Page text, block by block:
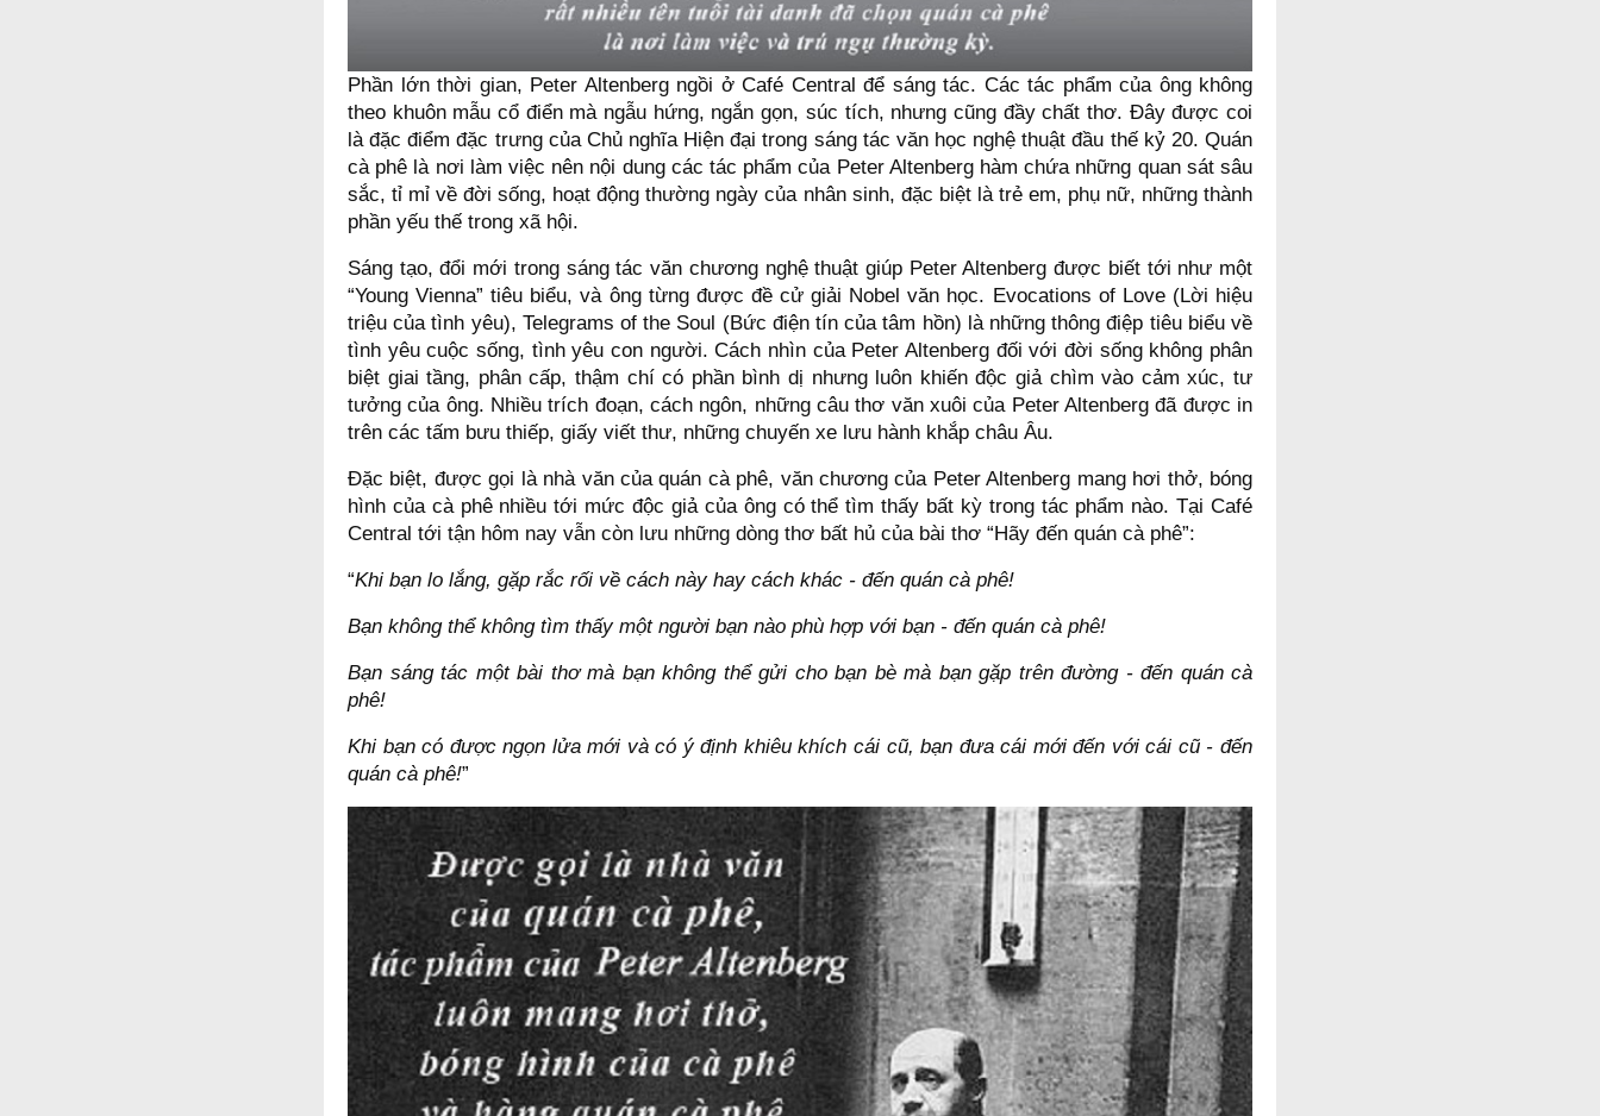
Phần lớn thời gian, Peter Altenberg ngồi ở Café Central để sáng tác. Các tác phẩm của ông không
theo khuôn mẫu cổ điển mà ngẫu hứng, ngắn gọn, súc tích, nhưng cũng đầy chất thơ. Đây được coi
là đặc điểm đặc trưng của Chủ nghĩa Hiện đại trong sáng tác văn học nghệ thuật đầu thế kỷ 20. Quán
cà phê là nơi làm việc nên nội dung các tác phẩm của Peter Altenberg hàm chứa những quan sát sâu
sắc, tỉ mỉ về đời sống, hoạt động thường ngày của nhân sinh, đặc biệt là trẻ em, phụ nữ, những thành
phần yếu thế trong xã hội.
Sáng tạo, đổi mới trong sáng tác văn chương nghệ thuật giúp Peter Altenberg được biết tới như một
“Young Vienna” tiêu biểu, và ông từng được đề cử giải Nobel văn học. Evocations of Love (Lời hiệu
triệu của tình yêu), Telegrams of the Soul (Bức điện tín của tâm hồn) là những thông điệp tiêu biểu về
tình yêu cuộc sống, tình yêu con người. Cách nhìn của Peter Altenberg đối với đời sống không phân
biệt giai tầng, phân cấp, thậm chí có phần bình dị nhưng luôn khiến độc giả chìm vào cảm xúc, tư
tưởng của ông. Nhiều trích đoạn, cách ngôn, những câu thơ văn xuôi của Peter Altenberg đã được in
trên các tấm bưu thiếp, giấy viết thư, những chuyến xe lưu hành khắp châu Âu.
Đặc biệt, được gọi là nhà văn của quán cà phê, văn chương của Peter Altenberg mang hơi thở, bóng
hình của cà phê nhiều tới mức độc giả của ông có thể tìm thấy bất kỳ trong tác phẩm nào. Tại Café
Central tới tận hôm nay vẫn còn lưu những dòng thơ bất hủ của bài thơ “Hãy đến quán cà phê”:
“Khi bạn lo lắng, gặp rắc rối về cách này hay cách khác - đến quán cà phê!
Bạn không thể không tìm thấy một người bạn nào phù hợp với bạn - đến quán cà phê!
Bạn sáng tác một bài thơ mà bạn không thể gửi cho bạn bè mà bạn gặp trên đường - đến quán cà
phê!
Khi bạn có được ngọn lửa mới và có ý định khiêu khích cái cũ, bạn đưa cái mới đến với cái cũ - đến
quán cà phê!”